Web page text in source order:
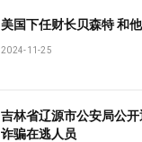
美国下任财长贝森特 和
2024-11-25
吉林省辽源市公安局公
诈骗在逃人员